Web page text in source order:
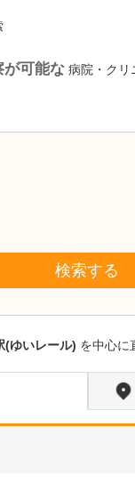
が可能な 病院・クリ
検索する
(ゆいレール) を中心に